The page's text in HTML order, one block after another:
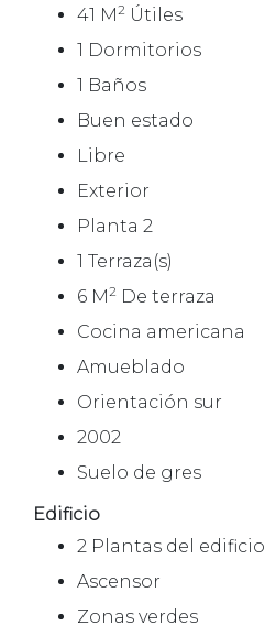
41 M2 Útiles
1 Dormitorios
1 Baños
Buen estado
Libre
Exterior
Planta 2
1 Terraza(s)
6 M2 De terraza
Cocina americana
Amueblado
Orientación sur
2002
Suelo de gres
Edificio
2 Plantas del edificio
Ascensor
Zonas verdes